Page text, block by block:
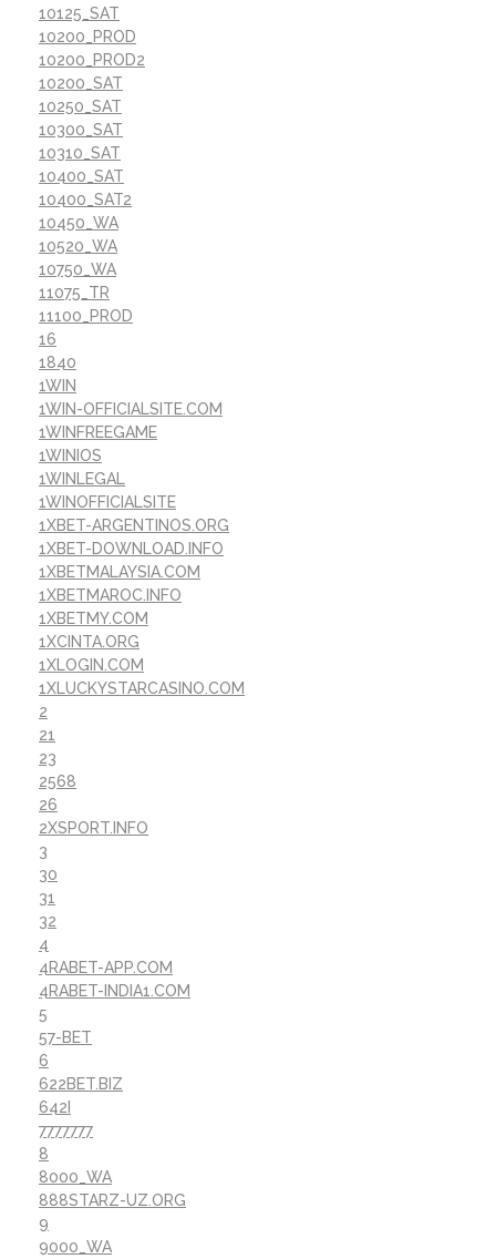
10125_SAT
10200_PROD
10200_PROD2
10200_SAT
10250_SAT
10300_SAT
10310_SAT
10400_SAT
10400_SAT2
10450_WA
10520_WA
10750_WA
11075_TR
11100_PROD
16
1840
1WIN
1WIN-OFFICIALSITE.COM
1WINFREEGAME
1WINIOS
1WINLEGAL
1WINOFFICIALSITE
1XBET-ARGENTINOS.ORG
1XBET-DOWNLOAD.INFO
1XBETMALAYSIA.COM
1XBETMAROC.INFO
1XBETMY.COM
1XCINTA.ORG
1XLOGIN.COM
1XLUCKYSTARCASINO.COM
2
21
23
2568
26
2XSPORT.INFO
3
30
31
32
4
4RABET-APP.COM
4RABET-INDIA1.COM
5
57-BET
6
622BET.BIZ
642I
7777777
8
8000_WA
888STARZ-UZ.ORG
9
9000_WA